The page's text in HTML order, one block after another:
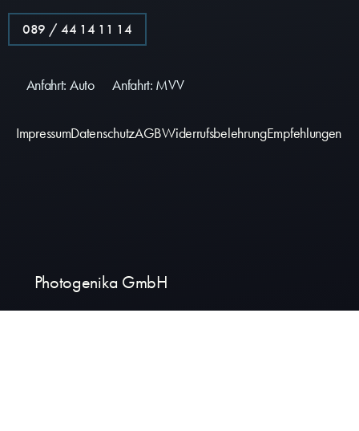
089 / 44 14 11 14
Anfahrt: Auto Anfahrt: MVV
ImpressumDatenschutzAGBWiderrufsbelehrungEmpfehlungen
Photogenika GmbH